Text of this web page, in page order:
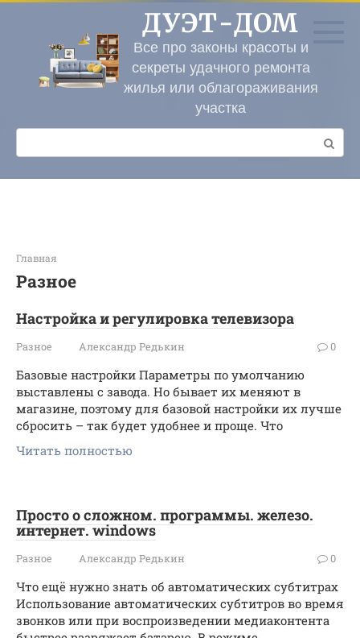
Перейти
контенту
ДУЭТ-ДОМ
Все про законы красоты и
секреты удачного ремонта
жилья или облагораживания
участка
Поиск:
Главная
Разное
Настройка и регулировка телевизора
Разное Александр Редькин 0
Базовые настройки Параметры по умолчанию
выставлены с завода. Но бывает их меняют в
магазине, поэтому для базовой настройки их лучше
сбросить – так будет удобнее и проще. Что
Читать полностью
Просто о сложном. программы. железо.
интернет. windows
Разное Александр Редькин 0
Что ещё нужно знать об автоматических субтитрах
Использование автоматических субтитров во время
звонков или при воспроизведении медиаконтента